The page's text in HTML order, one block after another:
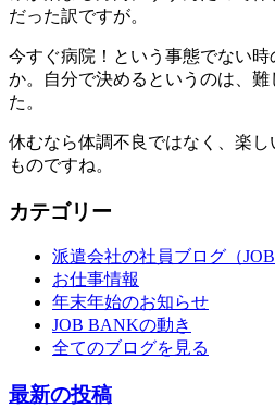
だった訳ですが。
今すぐ病院！という事態でない
か。自分で決めるというのは、
た。
休むなら体調不良ではなく、楽
ものですね。
カテゴリー
派遣会社の社員ブログ（
お仕事情報
年末年始のお知らせ
JOB BANKの動き
全てのブログを見る
最新の投稿